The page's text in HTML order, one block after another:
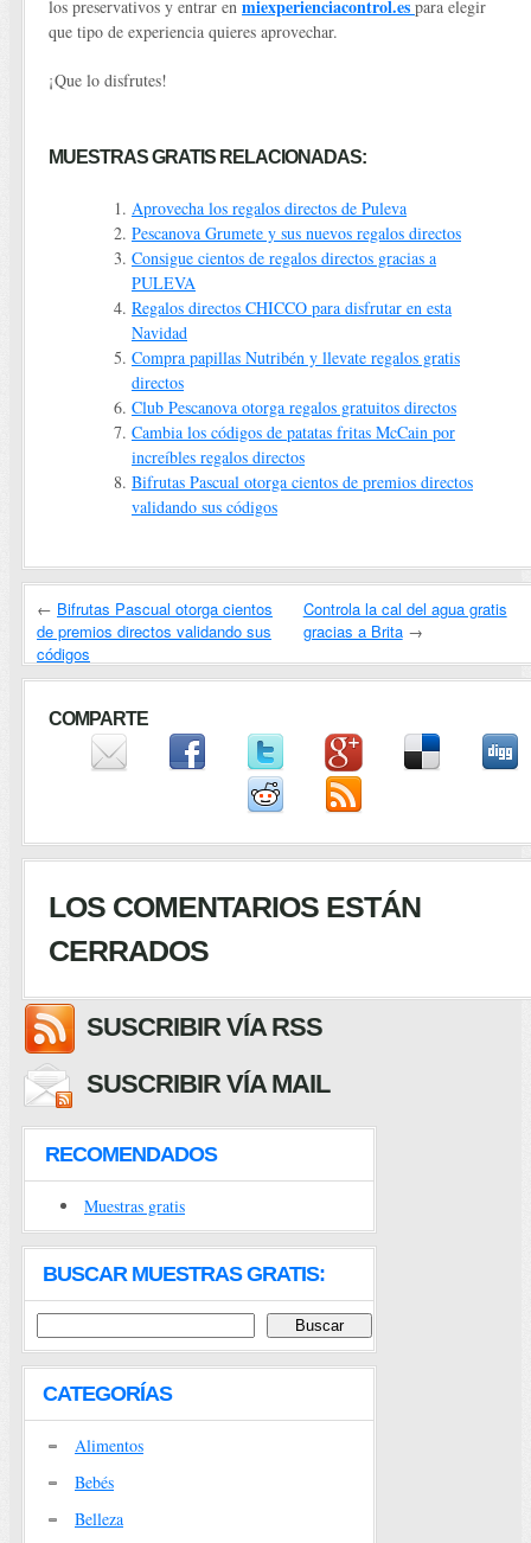
los preservativos y entrar en miexperienciacontrol.es para elegir
que tipo de experiencia quieres aprovechar.
¡Que lo disfrutes!
MUESTRAS GRATIS RELACIONADAS:
Aprovecha los regalos directos de Puleva
Pescanova Grumete y sus nuevos regalos directos
Consigue cientos de regalos directos gracias a
PULEVA
Regalos directos CHICCO para disfrutar en esta
Navidad
Compra papillas Nutribén y llevate regalos gratis
directos
Club Pescanova otorga regalos gratuitos directos
Cambia los códigos de patatas fritas McCain por
increíbles regalos directos
Bifrutas Pascual otorga cientos de premios directos
validando sus códigos
← Bifrutas Pascual otorga cientos
de premios directos validando sus
códigos
Controla la cal del agua gratis
gracias a Brita→
COMPARTE
LOS COMENTARIOS ESTÁN
CERRADOS
SUSCRIBIR VÍA RSS
SUSCRIBIR VÍA MAIL
RECOMENDADOS
Muestras gratis
BUSCAR MUESTRAS GRATIS:
CATEGORÍAS
Alimentos
Bebés
Belleza